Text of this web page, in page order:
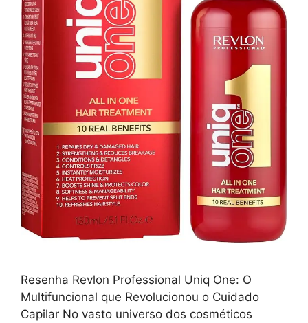
Resenha Revlon Professional Uniq One: O
Multifuncional que Revolucionou o Cuidado
Capilar No vasto universo dos cosméticos